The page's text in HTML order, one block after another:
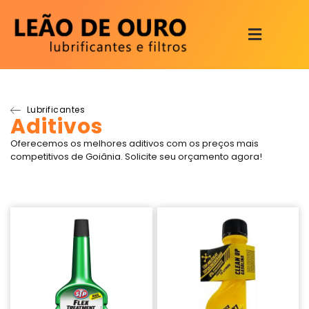
Lubrificantes
Aditivos
Oferecemos os melhores aditivos com os preços mais
competitivos de Goiânia. Solicite seu orçamento agora!